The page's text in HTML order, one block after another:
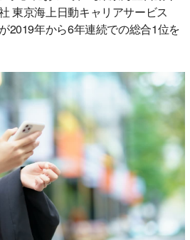
東京海上日動キャリアサービス
2019年から6年連続での総合1位を